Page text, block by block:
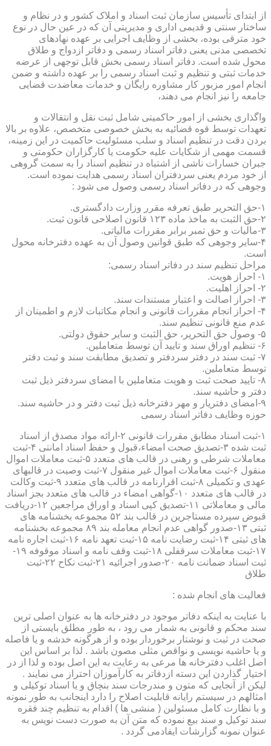
از ابتدای تأسیس سازمان ثبت اسناد و املاک کشور و در نظام و
ساختار سنتی و قدیمی اداری و مدیریتی آن که در عین حال در نوع
خود مترقی بوده، بخشی از وظایف اجرایی بر عهده نهادهای
تخصصی مدنی یعنی دفاتر اسناد رسمی و دفاتر ازدواج و طلاق
محول شده است. دفاتر اسناد رسمی بخش قابل توجهی از عرضه
خدمات ثبتی و تنظیم و ثبت اسناد رسمی را بر عهده داشته و ضمن
انجام امور مزبور کار مشاوره رایگان و خدمات معاضدت قضایی
جامعه را نیز انجام می دهند،
واگذاری بخشی از امور حاکمیتی شامل ثبت نقل و انتقالات و
تعهدات توسط قوه قضائیه به بخش خصوصی متخصص، علاوه بر بالا
بردن دقت در تنظیم اسناد و سلب مسئولیت حاکمیت در این زمینه،
قسمت مهمی از شکایات علیه حکومت یا کارگزاران حکومتی و
جبران خسارات ناشی از اشتباه در تنظیم اسناد را به سمت گروهی
از خود مردم یعنی سردفتران اسناد رسمی هدایت نموده است.
وجوهی که در دفاتر اسناد رسمی وصول می شود :
۱-حق التحریر طبق تعرفه مقرر وزارت دادگستری.
۲-حق الثبت به ماخذ ماده ۱۲۳ قانون اصلاحی قانون ثبت.
۳-مالیات و حق تمبر برابر مقررات مالیاتی.
۴-سایر وجوهی که طبق قوانین وصول آن به عهده دفترخانه محول
است.
مراحل تنظیم سند در دفاتر اسناد رسمی:
۱- احراز هویت.
۲- احراز اهلیت.
۳- احراز اصالت و اعتبار مستندات سند.
۴- احراز انجام مقررات قانونی و انجام مکاتبات لازم و اطمینان از
عدم منع قانونی تنظیم سند.
۵- وصول حق التحریر، حق الثبت و سایر حقوق دولتی.
۶- تنظیم اوراق سند و تایید آن توسط متعاملین.
۷- ثبت سند در دفتر سردفتر و تصدیق مطابقت سند و ثبت دفتر
توسط متعاملین.
۸- تایید صحت ثبت و هویت متعاملین با امضای سردفتر ذیل ثبت
دفتر و حاشیه سند.
۹-امضای دفتریار و مهر دفترخانه ذیل ثبت دفتر و در حاشیه سند.
حوزه وظایف دفاتر اسناد رسمی
۱-ثبت اسناد مطابق مقررات قانونی ۲-ارائه مواد مصدق از اسناد
ثبت شده ۳-تصدیق صحت امضاء،قبول و حفظ اسناد امانتی ۴-ثبت
معاملات شرطی و رهنی در قالب های متعدد ۵-ثبت معاملات اموال
منقول ۶-ثبت معاملات اموال غیر منقول ۷-ثبت وصیت در قالبهای
عهدی و تکمیلی ۸-ثبت اقرارنامه در قالب های متعدد ۹-ثبت وکالت
در قالب های متعدد ۱۰-گواهی امضاء در قالب های متعدد بجز اسناد
مالی و معاملاتی ۱۱-تصدیق کپی اسناد و اوراق مراجعین ۱۲-دریافت
قبوض سپرده مستاجرین در قالب بند ۵۲ مجموعه بخشنامه های
ثبتی ۱۳-صدور گواهی عدم انجام معامله بند ۸۹ مجموعه بخشنامه
های ثبتی ۱۴-ثبت رضایت نامه ۱۵-ثبت تعهد نامه ۱۶-ثبت اجاره نامه
۱۷-ثبت معاملات سرقفلی ۱۸-ثبت وقف نامه و اسناد موقوفه ۱۹-
ثبت اسناد ضمانت نامه ۲۰-صدور اجرائیه ۲۱-ثبت نکاح ۲۲-ثبت
طلاق
فعالیت های انجام شده :
با عنایت به اینکه دفاتر موجود در دفترخانه ها به عنوان اصلی ترین
سند محکم و قانونی به شمار می رود ، به طور مطلق بایستی از
صحت در ثبت و نوشتار برخوردار بوده و از هرگونه خدشه و یا فاصله
و یا حاشیه نویسی و نواقص مثلی مصون باشد . لذا بر اساس این
اصل اغلب دفترخانه ها مرعی به رعایت به این اصل بوده و لذا از در
اختیار گذاردن این دسته ازدفاتر به کارآموزان احتراز می نمایند .
لیکن از آنجایی که متون و مندرجات سند بنچاق و یا اسناد توکیلی و
امثالهم در سیستم رایانه قابلیت اصلاح را دارد اینجانب به طور نمونه
و با نظارت کامل مسئولین ( منشی ها ) اقدام به تنظیم چند فقره
سند توکیل و سند بیع نموده که متن آن به صورت دست نویس به
عنوان نمونه گزارشات ایفادمی گردد .